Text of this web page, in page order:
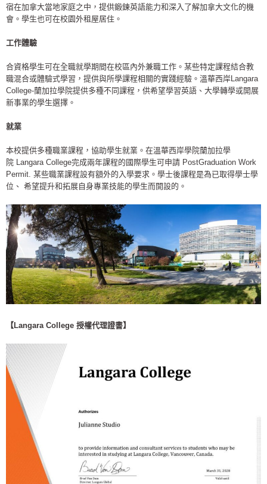
宿在加拿大當地家庭之中，提供鍛鍊英語能力和深入了解加拿大文化的機
會。學生也可在校園外租屋居住。
工作體驗
合資格學生可在全職就學期間在校區內外兼職工作。某些特定課程結合教
職混合或體驗式學習，提供與所學課程相關的實踐經驗。溫華西岸Langara
College-蘭加拉學院提供多種不同課程，供希望學習英語、大學轉學或開展
新事業的學生選擇。
就業
本校提供多種職業課程，協助學生就業。在溫華西岸學院蘭加拉學
院 Langara College完成兩年課程的國際學生可申請 PostGraduation Work
Permit. 某些職業課程設有額外的入學要求。學士後課程是為已取得學士學
位、 希望提升和拓展自身專業技能的學生而開設的。
【Langara College 授權代理證書】